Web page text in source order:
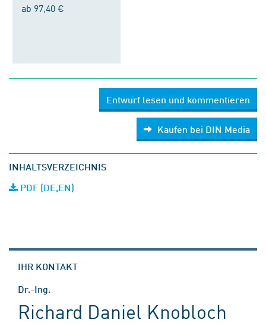
ab 97,40 €
Entwurf lesen und kommentieren
Kaufen bei DIN Media
INHALTSVERZEICHNIS
PDF (DE,EN)
IHR KONTAKT
Dr.-Ing.
Richard Daniel Knobloch